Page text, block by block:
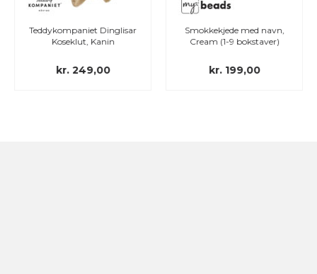
Teddykompaniet Dinglisar
Koseklut, Kanin
kr. 249,00
Smokkekjede med navn,
Cream (1-9 bokstaver)
kr. 199,00